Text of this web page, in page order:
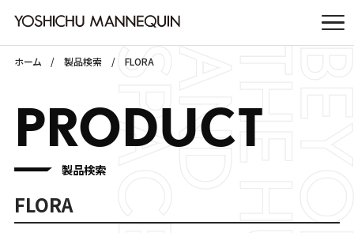
ホーム 製品検索 FLORA
PRODUCT
製品検索
FLORA